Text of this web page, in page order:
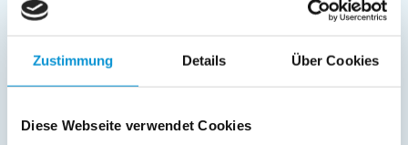
Zustimmung Details Über Cookies
Diese Webseite verwendet Cookies
Terrasse